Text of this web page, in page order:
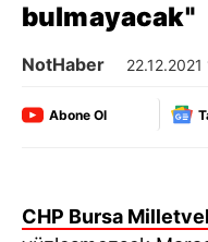
bulmayacak"
NotHaber
Abone Ol
CHP Bursa